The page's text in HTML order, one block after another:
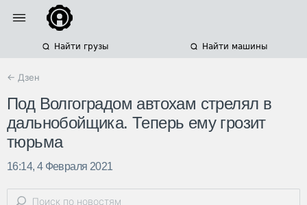
Найти грузы Найти машины
← Дзен
Под Волгоградом автохам стрелял в
дальнобойщика. Теперь ему грозит
тюрьма
16:14, 4 Февраля 2021